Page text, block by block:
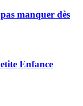
manquer dès
Enfance